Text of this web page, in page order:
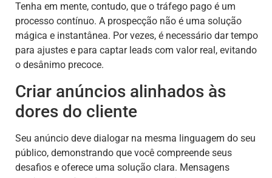
Tenha em mente, contudo, que o tráfego pago é um
processo contínuo. A prospecção não é uma solução
mágica e instantânea. Por vezes, é necessário dar tempo
para ajustes e para captar leads com valor real, evitando
o desânimo precoce.
Criar anúncios alinhados às
dores do cliente
Seu anúncio deve dialogar na mesma linguagem do seu
público, demonstrando que você compreende seus
desafios e oferece uma solução clara. Mensagens